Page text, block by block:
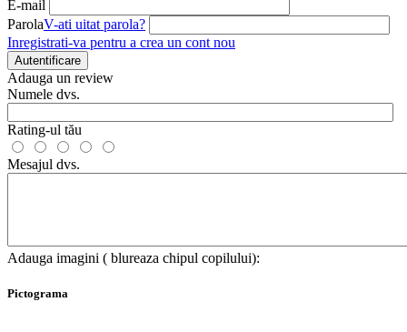
E-mail
ParolaV-ati uitat parola?
Inregistrati-va pentru a crea un cont nou
Autentificare
Adauga un review
Numele dvs.
Rating-ul tău
Mesajul dvs.
Adauga imagini ( blureaza chipul copilului):
Pictograma